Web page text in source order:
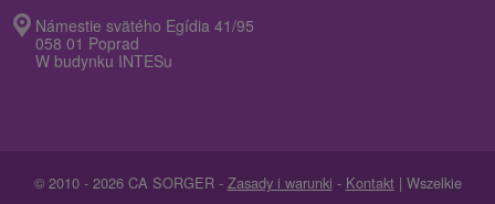
Námestie svätého Egídia 41/95
058 01 Poprad
W budynku INTESu
© 2010 - 2026 CA SORGER - Zasady i warunki - Kontakt | Wszelkie